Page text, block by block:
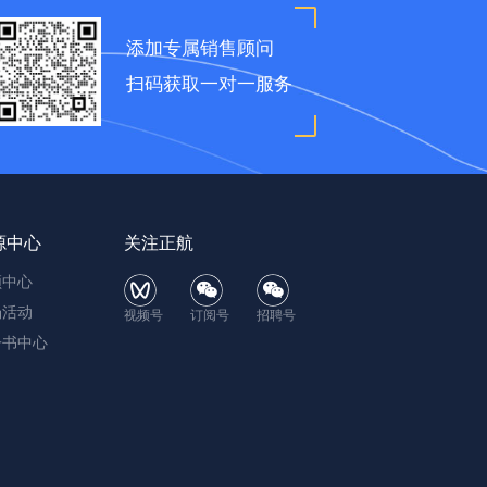
添加专属销售顾问
扫码获取一对一服务
中心
心
动
中心
关注正航
视频号 订阅号 招聘号